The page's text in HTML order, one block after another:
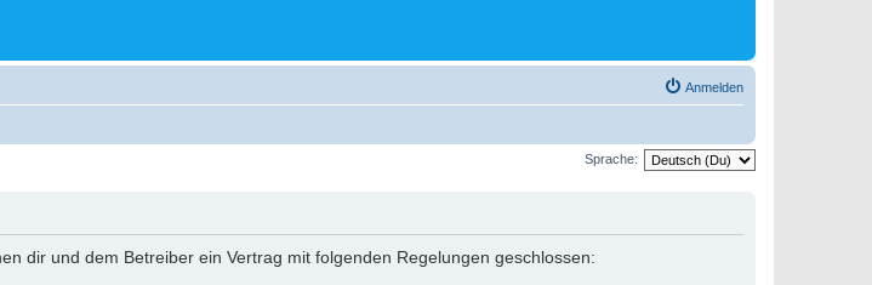
Anmelden
Sprache:
dir und dem Betreiber ein Vertrag mit folgenden Regelungen geschlossen: